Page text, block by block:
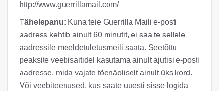
http://www.guerrillamail.com/
Tähelepanu: Kuna teie Guerrilla Maili e-posti
aadress kehtib ainult 60 minutit, ei saa te sellele
aadressile meeldetuletusmeili saata. Seetõttu
peaksite veebisaitidel kasutama ainult ajutisi e-posti
aadresse, mida vajate tõenäoliselt ainult üks kord.
Või veebiteenused, kus saate uuesti sisse logida